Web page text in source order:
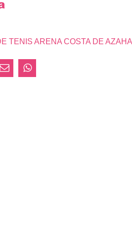
ARENA COSTA DE
CorreoWhatsApp